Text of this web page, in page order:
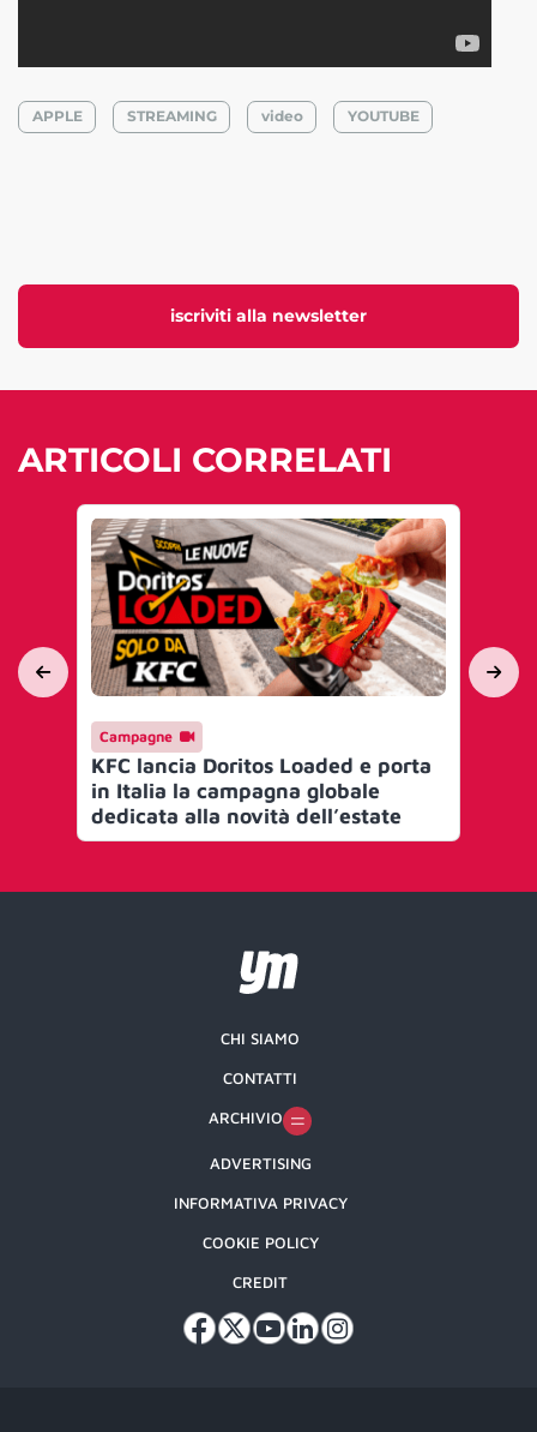
iscriviti alla newsletter
APPLE STREAMING video YOUTUBE
ARTICOLI CORRELATI
Campagne
KFC lancia Doritos Loaded e porta
in Italia la campagna globale
dedicata alla novità dell’estate
CHI SIAMO
CONTATTI
ARCHIVIO
ADVERTISING
INFORMATIVA PRIVACY
COOKIE POLICY
CREDIT